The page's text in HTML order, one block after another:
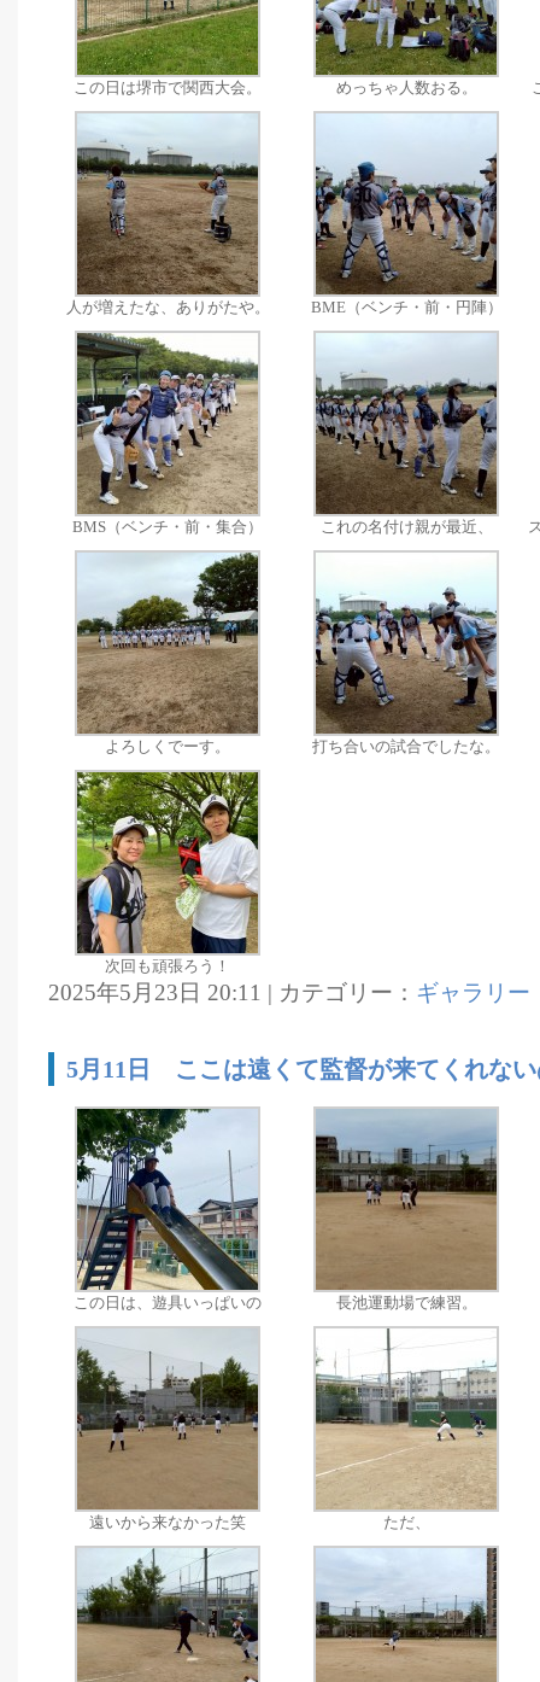
この日は堺市で関西大会。 めっちゃ人数おる。
人が増えたな、ありがたや。 BME（ベンチ・前・円陣）
BMS（ベンチ・前・集合） これの名付け親が最近、
よろしくでーす。 打ち合いの試合でしたな。
次回も頑張ろう！
2025年5月23日 20:11 | カテゴリー： ギャラリー
5月11日 ここは遠くて監督が来てくれない
この日は、遊具いっぱいの 長池運動場で練習。
遠いから来なかった笑 ただ、